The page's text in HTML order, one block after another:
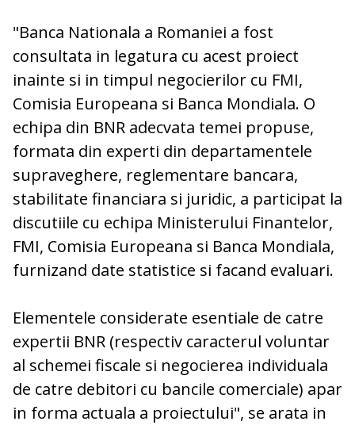
"Banca Nationala a Romaniei a fost
consultata in legatura cu acest proiect
inainte si in timpul negocierilor cu FMI,
Comisia Europeana si Banca Mondiala. O
echipa din BNR adecvata temei propuse,
formata din experti din departamentele
supraveghere, reglementare bancara,
stabilitate financiara si juridic, a participat la
discutiile cu echipa Ministerului Finantelor,
FMI, Comisia Europeana si Banca Mondiala,
furnizand date statistice si facand evaluari.
Elementele considerate esentiale de catre
expertii BNR (respectiv caracterul voluntar
al schemei fiscale si negocierea individuala
de catre debitori cu bancile comerciale) apar
in forma actuala a proiectului", se arata in